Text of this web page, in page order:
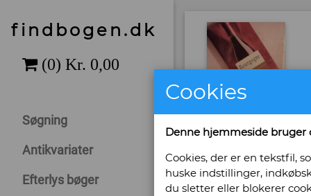
findbogen.dk
Søgning
Antikvariater
Efterlys bøger
Cookies
Denne hjemmeside bruger
Cookies, der er en tekstfil,
huske indstillinger,
du sletter eller blokerer